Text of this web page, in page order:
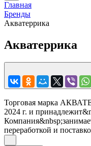
Главная
Бренды
Акватеррика
Акватеррика
Торговая марка
2024 г. и
переработкой и